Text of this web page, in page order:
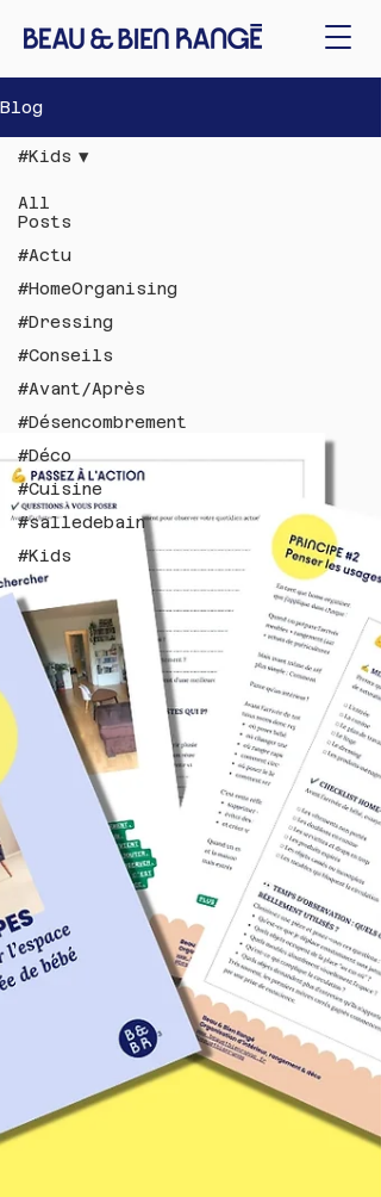
Blog
All
Posts
#Actu
#HomeOrganising
#Dressing
#Conseils
#Avant/Après
#Désencombrement
#Déco
#Cuisine
#salledebain
#Kids
#Kids